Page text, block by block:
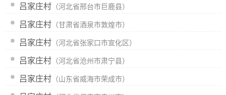
吕家庄村 （河北省邢台市巨鹿县）
吕家庄村 （甘肃省酒泉市敦煌市）
吕家庄村 （河北省张家口市宣化区）
吕家庄村 （河北省沧州市肃宁县）
吕家庄村 （山东省威海市荣成市）